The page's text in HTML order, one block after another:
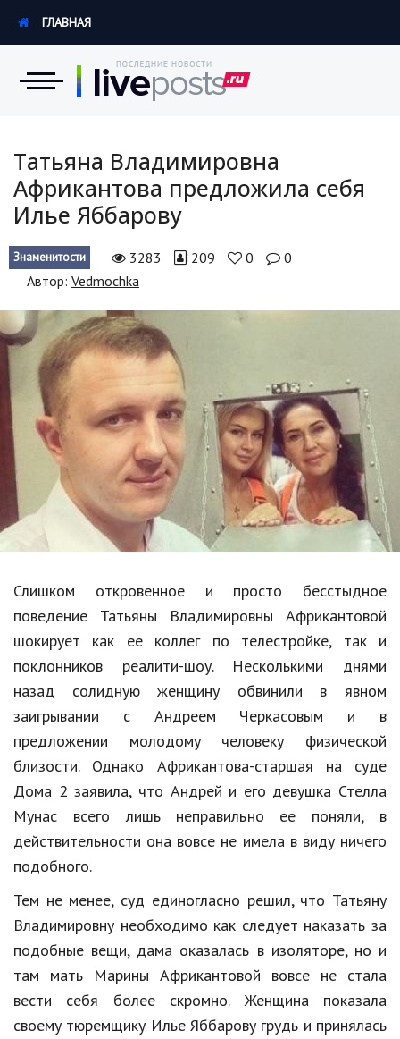
Экономика
Hi-Tech. Интернет
Россия
Наука и техника
Политика
Образование
В мире
Культура
Авто, мото
Знаменитости
Статьи
Обзоры
Рецепты
Красота и здоровье
Hi-Tech. Интернет
Авто, мото
Дом и сад
Недвижимость
Спорт и фитнес
Психология и отношения
Творчество и рукоделие
ГЛАВНАЯ
Татьяна Владимировна
Африкантова предложила себя
Илье Яббарову
Знаменитости 3283 209 0
0
Автор: Vedmochka
Слишком откровенное и просто бесстыдное
поведение Татьяны Владимировны Африкантовой
шокирует как ее коллег по телестройке, так и
поклонников реалити-шоу. Несколькими днями
назад солидную женщину обвинили в явном
заигрывании с Андреем Черкасовым и в
предложении молодому человеку физической
близости. Однако Африкантова-старшая на суде
Дома 2 заявила, что Андрей и его девушка Стелла
Мунас всего лишь неправильно ее поняли, в
действительности она вовсе не имела в виду ничего
подобного.
Тем не менее, суд единогласно решил, что Татьяну
Владимировну необходимо как следует наказать за
подобные вещи, дама оказалась в изоляторе, но и
там мать Марины Африкантовой вовсе не стала
вести себя более скромно. Женщина показала
своему тюремщику Илье Яббарову грудь и принялась